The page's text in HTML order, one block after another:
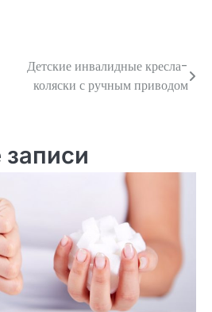
Детские инвалидные кресла-
коляски с ручным приводом